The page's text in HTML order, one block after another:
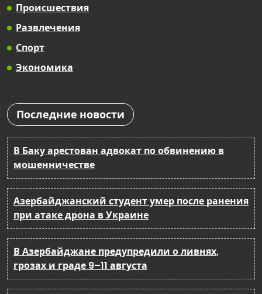
Происшествия
Развлечения
Спорт
Экономика
Последние новости
В Баку арестован адвокат по обвинению в
мошенничестве
Азербайджанский студент умер после ранения
при атаке дрона в Украине
В Азербайджане предупредили о ливнях,
грозах и граде 9–11 августа